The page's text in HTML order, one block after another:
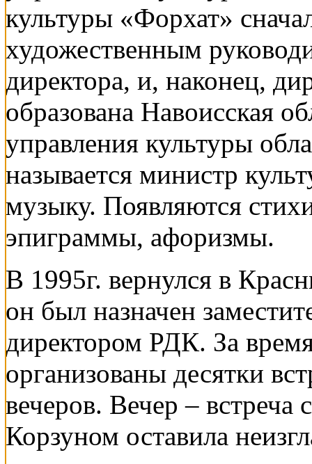
культуры «Форхат»
художественным
директора, и, наконец,
образована Навоисская
управления культуры
называется министр
музыку. Появляются
эпиграммы, афоризмы.
В 1995г. вернулся в
он был назначен
директором РДК. За
организованы десятки
вечеров. Вечер –
Корзуном оставила